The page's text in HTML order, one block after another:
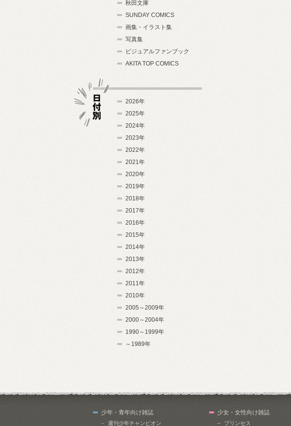
秋田文庫
SUNDAY COMICS
画集・イラスト集
写真集
ビジュアルファンブック
AKITA TOP COMICS
2026年
2025年
2024年
2023年
2022年
2021年
2020年
2019年
2018年
2017年
2016年
2015年
2014年
2013年
2012年
2011年
2010年
2005～2009年
2000～2004年
1990～1999年
～1989年
少年・青年向け雑誌
週刊少年チャンピオン
少女・女性向け雑誌
プリンセス